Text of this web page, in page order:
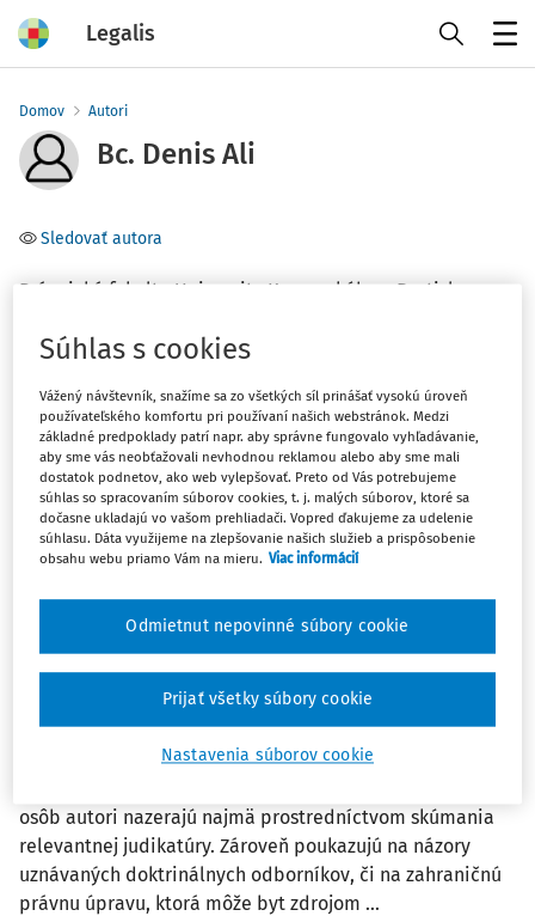
Legalis
Domov Autori
Bc. Denis Ali
Sledovať autora
Právnická fakulta Univerzity Komenského v Bratislave
Téma
Filter
Počet vyhľadaných dokumentov:1
Zoradiť podľa:
Najnovšie
Najstaršie
Výška náhrady nemajetkovej ujmy
pozostalých osôb v kontexte recenznej
rozhodovacej praxe súdov Slovenskej
osôb autori nazerajú najmä prostredníctvom skúmania
relevantnej judikatúry. Zároveň poukazujú na názory
uznávaných doktrinálnych odborníkov, či na zahraničnú
právnu úpravu, ktorá môže byt zdrojom ...
Súhlas s cookies
Vážený návštevník, snažíme sa zo všetkých síl prinášať vysokú úroveň
používateľského komfortu pri používaní našich webstránok. Medzi
základné predpoklady patrí napr. aby správne fungovalo vyhľadávanie,
aby sme vás neobťažovali nevhodnou reklamou alebo aby sme mali
dostatok podnetov, ako web vylepšovať. Preto od Vás potrebujeme
súhlas so spracovaním súborov cookies, t. j. malých súborov, ktoré sa
dočasne ukladajú vo vašom prehliadači. Vopred ďakujeme za udelenie
súhlasu. Dáta využijeme na zlepšovanie našich služieb a prispôsobenie
obsahu webu priamo Vám na mieru. Viac informácií
Nastavenia súborov cookie
Odmietnut nepovinné súbory cookie
Prijať všetky súbory cookie